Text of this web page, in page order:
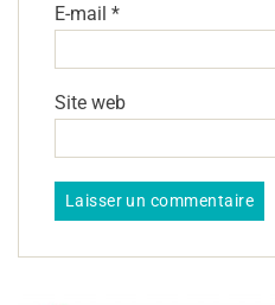
E-mail *
Site web